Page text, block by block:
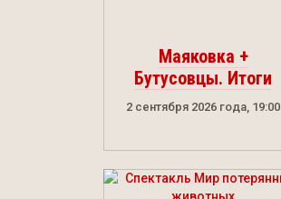
Маяковка +
Бутусовцы. Итоги
2 сентября 2026 года, 19:00